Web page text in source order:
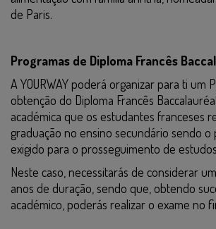
de Paris.
Programas de Diploma Francês
A YOURWAY poderá organizar para ti um
obtenção do Diploma Francês
académica que os estudantes franceses
graduação no ensino secundário sendo o
exigido para o prosseguimento de
Neste caso, necessitarás de considerar
anos de duração, sendo que, obtendo
académico, poderás realizar o exame no